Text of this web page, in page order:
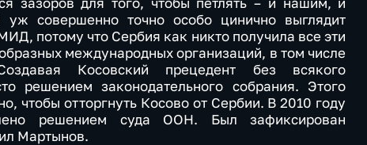
совершенно точно особо цинично выглядит
потому что Сербия как никто получила все эти
международных организаций, в том числе
Косовский прецедент без всякого
решением законодательного собрания. Этого
чтобы отторгнуть Косово от Сербии. В 2010 году
решением суда ООН. Был зафиксирован
Мартынов.